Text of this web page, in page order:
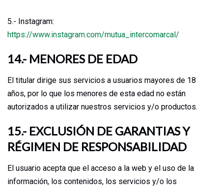
5.- Instagram:
https://www.instagram.com/mutua_intercomarcal/
14.- MENORES DE EDAD
El titular dirige sus servicios a usuarios mayores de 18
años, por lo que los menores de esta edad no están
autorizados a utilizar nuestros servicios y/o productos.
15.- EXCLUSIÓN DE GARANTIAS Y
RÉGIMEN DE RESPONSABILIDAD
El usuario acepta que el acceso a la web y el uso de la
información, los contenidos, los servicios y/o los